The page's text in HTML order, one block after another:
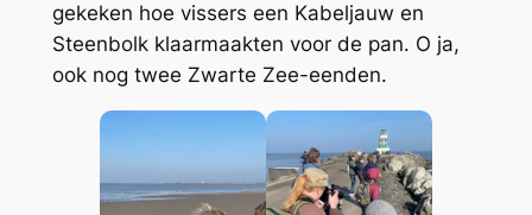
gekeken hoe vissers een Kabeljauw en
Steenbolk klaarmaakten voor de pan. O ja,
ook nog twee Zwarte Zee-eenden.